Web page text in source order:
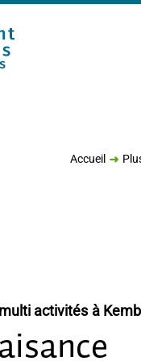
Accueil
activités à